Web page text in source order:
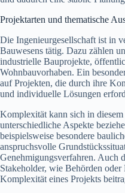
Projektarten und thematische
Die Ingenieurgesellschaft ist in
Bauwesens tätig. Dazu zählen
industrielle Bauprojekte,
Wohnbauvorhaben. Ein
auf Projekten, die durch ihre
und individuelle Lösungen
Komplexität kann sich in
unterschiedliche Aspekte
beispielsweise besondere
anspruchsvolle
Genehmigungsverfahren. Auch
Stakeholder, wie Behörden
Komplexität eines Projekts